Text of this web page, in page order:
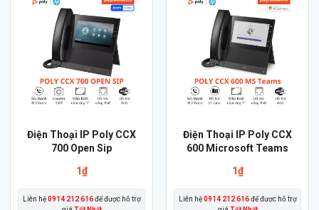
Điện Thoại IP Poly CCX
700 Open Sip
1₫
Liên hệ0914 212 616để được hỗ trợ
Điện Thoại IP Poly CCX
600 Microsoft Teams
1₫
Liên hệ0914 212 616để được hỗ trợ